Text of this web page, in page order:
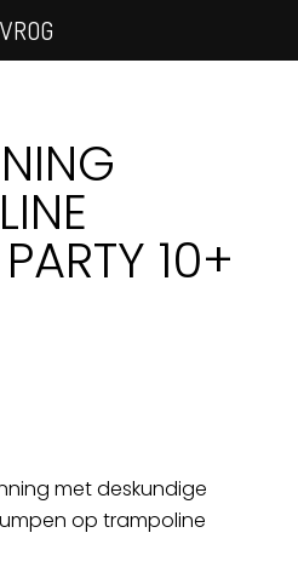
10+
met deskundige
op trampoline
VROG